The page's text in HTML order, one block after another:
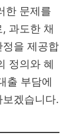
한 문제를
과도한 채
을 제공합
정의와 혜
출 부담에
겠습니다.